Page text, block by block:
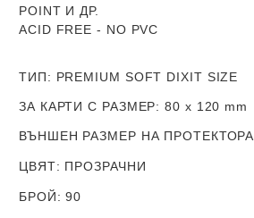
POINT И ДР.
ACID FREE - NO PVC
ТИП: PREMIUM SOFT DIXIT SIZE
ЗА КАРТИ С РАЗМЕР: 80 x 120 mm
ВЪНШЕН РАЗМЕР НА ПРОТЕКТОРА
ЦВЯТ: ПРОЗРАЧНИ
БРОЙ: 90